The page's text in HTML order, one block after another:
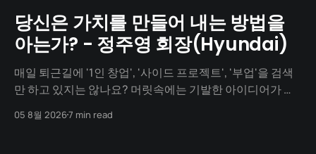
당신은 가치를 만들어 내는 방법을
아는가? - 정주영 회장(Hyundai)
매일 퇴근길에 '1인 창업', '사이드 프로젝트', '부업'을 검색
만 하고 있지는 않나요? 머릿속에는 기발한 아이디어가 넘
없지 않나요? "아직 기획이 덜 돼서", "개발을 할 줄 몰라서",
05 8월 20267 min read